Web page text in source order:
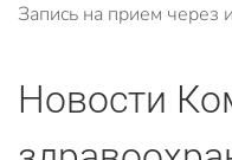
Запись на прием через
Новости